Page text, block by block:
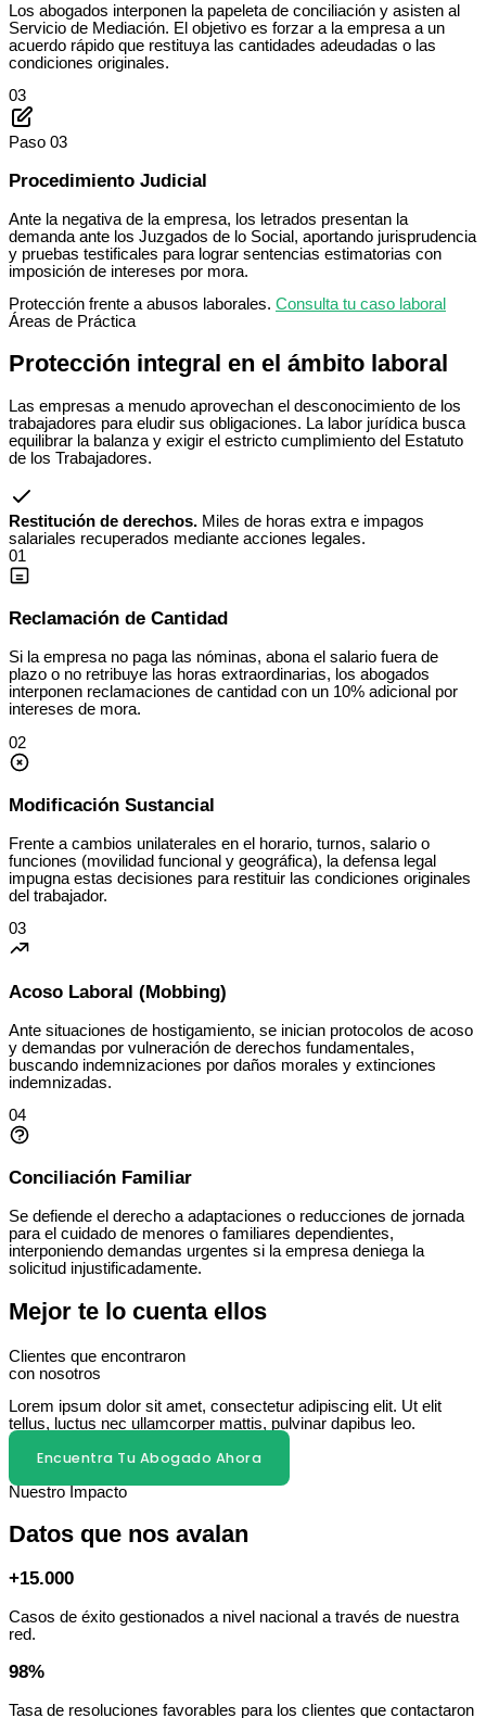
Los abogados interponen la papeleta de conciliación y asisten al
Servicio de Mediación. El objetivo es forzar a la empresa a un
acuerdo rápido que restituya las cantidades adeudadas o las
condiciones originales.
03
Paso 03
Procedimiento Judicial
Ante la negativa de la empresa, los letrados presentan la
demanda ante los Juzgados de lo Social, aportando jurisprudencia
y pruebas testificales para lograr sentencias estimatorias con
imposición de intereses por mora.
Protección frente a abusos laborales. Consulta tu caso laboral
Áreas de Práctica
Protección integral en el ámbito laboral
Las empresas a menudo aprovechan el desconocimiento de los
trabajadores para eludir sus obligaciones. La labor jurídica busca
equilibrar la balanza y exigir el estricto cumplimiento del Estatuto
de los Trabajadores.
Restitución de derechos. Miles de horas extra e impagos
salariales recuperados mediante acciones legales.
01
Reclamación de Cantidad
Si la empresa no paga las nóminas, abona el salario fuera de
plazo o no retribuye las horas extraordinarias, los abogados
interponen reclamaciones de cantidad con un 10% adicional por
intereses de mora.
02
Modificación Sustancial
Frente a cambios unilaterales en el horario, turnos, salario o
funciones (movilidad funcional y geográfica), la defensa legal
impugna estas decisiones para restituir las condiciones originales
del trabajador.
03
Acoso Laboral (Mobbing)
Ante situaciones de hostigamiento, se inician protocolos de acoso
y demandas por vulneración de derechos fundamentales,
buscando indemnizaciones por daños morales y extinciones
indemnizadas.
04
Conciliación Familiar
Se defiende el derecho a adaptaciones o reducciones de jornada
para el cuidado de menores o familiares dependientes,
interponiendo demandas urgentes si la empresa deniega la
solicitud injustificadamente.
Mejor te lo cuenta ellos
Clientes que encontraron
con nosotros
Lorem ipsum dolor sit amet, consectetur adipiscing elit. Ut elit
tellus, luctus nec ullamcorper mattis, pulvinar dapibus leo.
Encuentra Tu Abogado Ahora
Nuestro Impacto
Datos que nos avalan
+15.000
Casos de éxito gestionados a nivel nacional a través de nuestra
red.
98%
Tasa de resoluciones favorables para los clientes que contactaron